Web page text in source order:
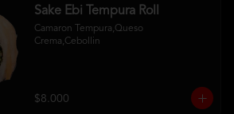
Sake Ebi Tempura Roll
Camaron Tempura,Queso
Crema,Cebollin
$8.000